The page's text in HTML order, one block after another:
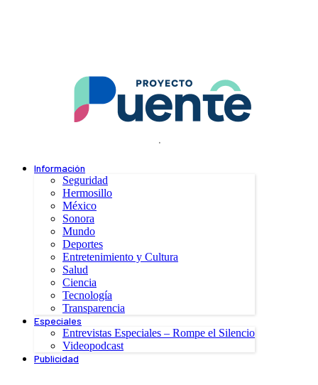
.
Información
Seguridad
Hermosillo
México
Sonora
Mundo
Deportes
Entretenimiento y Cultura
Salud
Ciencia
Tecnología
Transparencia
Especiales
Entrevistas Especiales – Rompe el Silencio
Videopodcast
Publicidad